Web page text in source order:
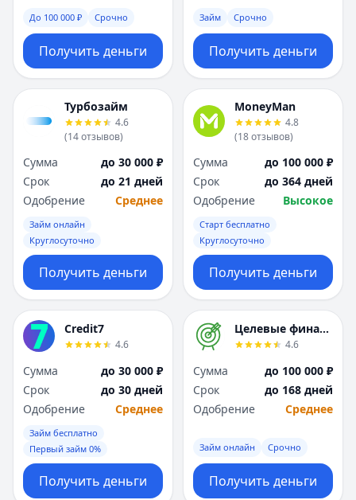
До 100 000 ₽ Срочно
Получить деньги
Займ Срочно
Получить деньги
Турбозайм
4.6
(14отзывов)
Сумма
до 30 000 ₽
Срок
до 21 дней
Одобрение
Среднее
Займ онлайн
Круглосуточно
Получить деньги
MoneyMan
4.8
(18отзывов)
Сумма
до 100 000 ₽
Срок
до 364 дней
Одобрение
Высокое
Старт бесплатно
Круглосуточно
Получить деньги
Credit7
4.6
Сумма
до 30 000 ₽
Срок
до 30 дней
Одобрение
Среднее
Займ бесплатно
Первый займ 0%
Получить деньги
Целевые финансы
4.6
Сумма
до 100 000 ₽
Срок
до 168 дней
Одобрение
Среднее
Займ онлайн Срочно
Получить деньги